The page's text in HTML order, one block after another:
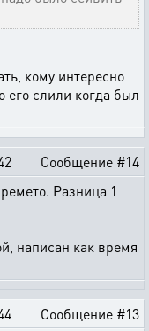
кому интересно
его слили когда был
Сообщение #14
Разница 1
написан как время
Сообщение #13